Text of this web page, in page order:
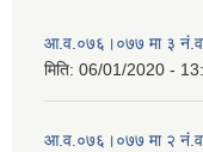
आ‍.व.०७६।०७७ मा ३
मिति: 06/01/2020 -
आ‍.व.०७६।०७७ मा २